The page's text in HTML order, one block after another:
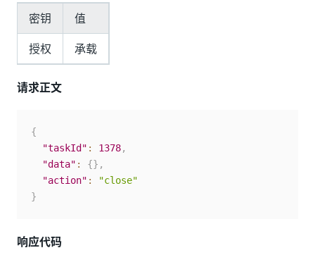
密钥
值
授权
承载
请求正文
{
"taskId" : 1378,
"data" : {} ,
"action" :
"close"
}
响应代码